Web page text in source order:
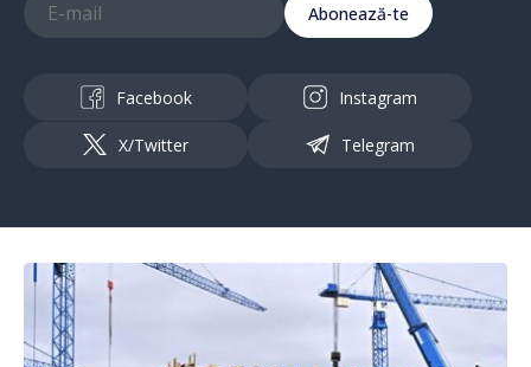
Abonează-te
Facebook Instagram
X/Twitter Telegram